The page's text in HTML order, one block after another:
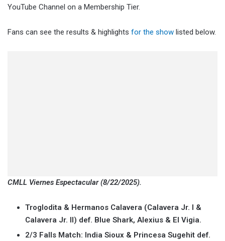
YouTube Channel on a Membership Tier.
Fans can see the results & highlights for the show listed below.
CMLL Viernes Espectacular (8/22/2025).
Troglodita & Hermanos Calavera (Calavera Jr. I &
Calavera Jr. II) def. Blue Shark, Alexius & El Vigia.
2/3 Falls Match: India Sioux & Princesa Sugehit def.